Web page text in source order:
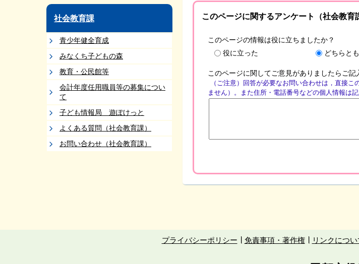
社会教育課
青少年健全育成
みなくち子どもの森
教育・公民館等
会計年度任用職員等の募集につい
て
子ども情報局 遊ぽけっと
よくある質問（社会教育課）
お問い合わせ（社会教育課）
このページに関するアンケート（社会教育
このページの情報は役に立ちましたか？
役に立った
どちらと
このページに関してご意見がありましたらご記
（ご注意）回答が必要なお問い合わせは，直接
ません）。また住所・電話番号などの個人情報は
プライバシーポリシー 免責事項・著作権 リンクについ